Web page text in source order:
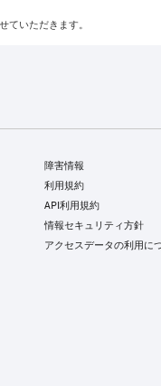
ていただきます。
障害情報
利用規約
API利用規約
情報セキュリティ方針
アクセスデータの利用に